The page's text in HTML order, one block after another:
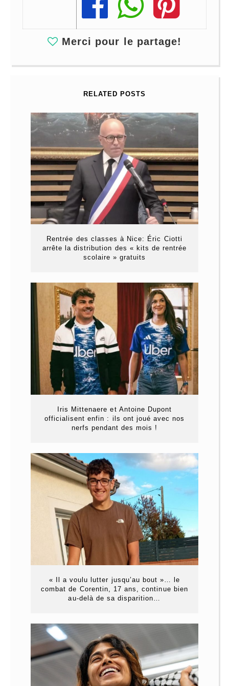
Merci pour le partage!
RELATED POSTS
Rentrée des classes à Nice: Éric Ciotti
arrête la distribution des « kits de rentrée
scolaire » gratuits
Iris Mittenaere et Antoine Dupont
officialisent enfin : ils ont joué avec nos
nerfs pendant des mois !
« Il a voulu lutter jusqu’au bout »… le
combat de Corentin, 17 ans, continue bien
au-delà de sa disparition…